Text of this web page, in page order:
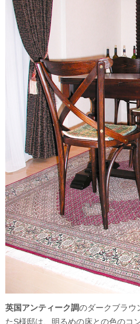
英国アンティーク調のダークブラウ
たS様邸は、明るめの床との色のコ